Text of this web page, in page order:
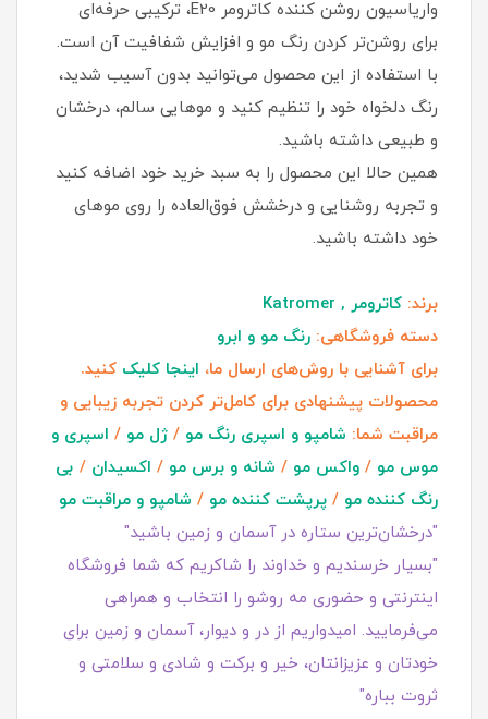
واریاسیون روشن کننده کاترومر E20، ترکیبی حرفه‌ای
برای روشن‌تر کردن رنگ مو و افزایش شفافیت آن است.
با استفاده از این محصول می‌توانید بدون آسیب شدید،
رنگ دلخواه خود را تنظیم کنید و موهایی سالم، درخشان
و طبیعی داشته باشید.
همین حالا این محصول را به سبد خرید خود اضافه کنید
و تجربه روشنایی و درخشش فوق‌العاده را روی موهای
خود داشته باشید.
برند: کاترومر , Katromer
دسته فروشگاهی: رنگ مو و ابرو
برای آشنایی با روش‌های ارسال ما، اینجا کلیک کنید.
محصولات پیشنهادی برای کامل‌تر کردن تجربه زیبایی و
مراقبت شما: شامپو و اسپری رنگ مو / ژل مو / اسپری و
موس مو / واکس مو / شانه و برس مو / اکسیدان / بی
رنگ کننده مو / پرپشت کننده مو / شامپو و مراقبت مو
"درخشان‌ترین ستاره در آسمان و زمین باشید"
"بسیار خرسندیم و خداوند را شاکریم که شما فروشگاه
اینترنتی و حضوری مه روشو را انتخاب و همراهی
می‌فرمایید. امیدواریم از در و دیوار، آسمان و زمین برای
خودتان و عزیزانتان، خیر و برکت و شادی و سلامتی و
ثروت بباره"